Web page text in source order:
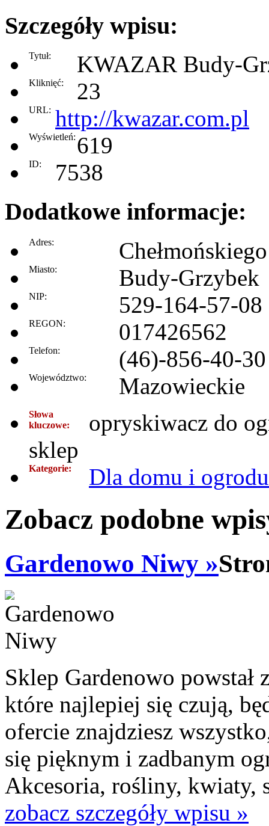
Szczegóły wpisu:
Tytuł: KWAZAR Budy-
Kliknięć: 23
URL: http://kwazar.com.pl
Wyświetleń: 619
ID: 7538
Dodatkowe informacje:
Adres:
Miasto: Budy-Grzybek
NIP: 529-164-57-08
REGON: 017426562
Telefon: (46)-856-40-30
Województwo: Mazowieckie
Słowa
kluczowe:
opryskiwacz do
sklep
Kategorie: Dla domu i ogrodu
Zobacz podobne
Gardenowo Niwy »
Sklep Gardenowo powstał
które najlepiej się czują,
ofercie znajdziesz
się pięknym i zadbanym
Akcesoria, rośliny, kwiaty,
zobacz szczegóły wpisu »